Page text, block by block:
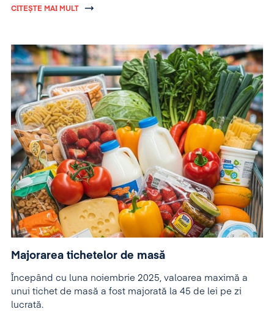
CITEȘTE MAI MULT
Majorarea tichetelor de masă
Începând cu luna noiembrie 2025, valoarea maximă a
unui tichet de masă a fost majorată la 45 de lei pe zi
lucrată.